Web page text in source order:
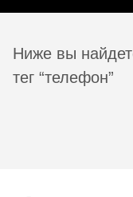
Ниже вы
тег “телефон”